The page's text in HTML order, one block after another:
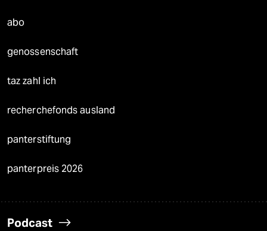
abo
genossenschaft
taz zahl ich
recherchefonds ausland
panterstiftung
panterpreis 2026
Podcast